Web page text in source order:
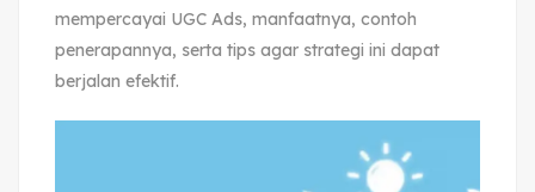
mempercayai UGC Ads, manfaatnya, contoh
penerapannya, serta tips agar strategi ini dapat
berjalan efektif.